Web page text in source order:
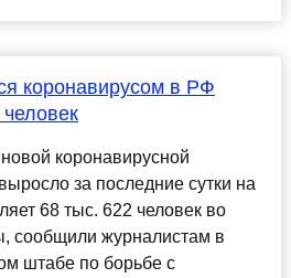
коронавирусом в РФ
коронавирусной
за последние сутки на
68 тыс. 622 человек во
сообщили журналистам в
штабе по борьбе с